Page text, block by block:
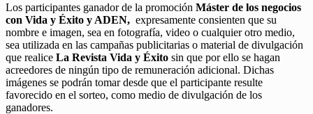
Los participantes ganador de la promoción Máster de los negocios
con Vida y Éxito y ADEN, expresamente consienten que su
nombre e imagen, sea en fotografía, video o cualquier otro medio,
sea utilizada en las campañas publicitarias o material de divulgación
que realice La Revista Vida y Éxito sin que por ello se hagan
acreedores de ningún tipo de remuneración adicional. Dichas
imágenes se podrán tomar desde que el participante resulte
favorecido en el sorteo, como medio de divulgación de los
ganadores.